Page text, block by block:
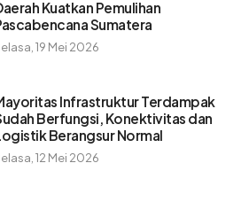
Kuatkan Pemulihan
Sumatera
19 Mei 2026
Infrastruktur Terdampak
Berfungsi, Konektivitas dan
Berangsur Normal
12 Mei 2026